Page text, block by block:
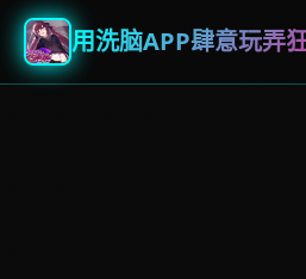
用洗脑APP肆意玩弄